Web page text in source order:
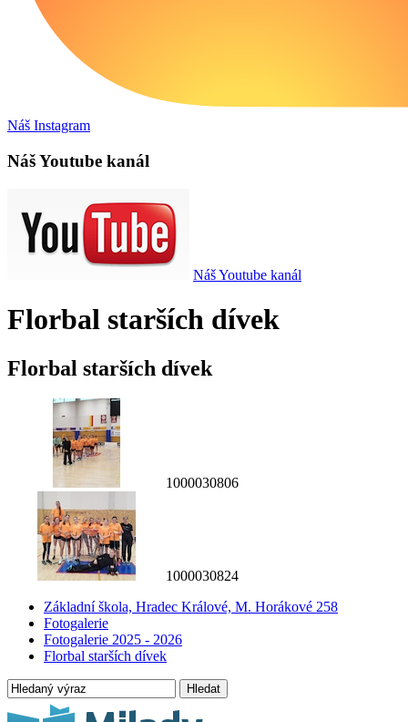
Náš Instagram
Náš Youtube kanál
Náš Youtube kanál
Florbal starších dívek
Florbal starších dívek
1000030806
1000030824
Základní škola, Hradec Králové, M. Horákové 258
Fotogalerie
Fotogalerie 2025 - 2026
Florbal starších dívek
Hledat